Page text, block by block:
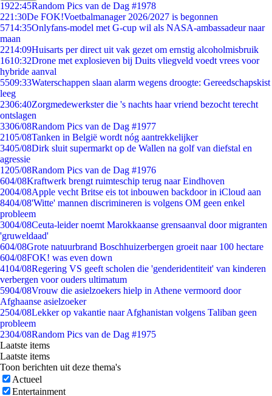
1922:45Random Pics van de Dag #1978
221:30De FOK!Voetbalmanager 2026/2027 is begonnen
5714:35Onlyfans-model met G-cup wil als NASA-ambassadeur naar
maan
2214:09Huisarts per direct uit vak gezet om ernstig alcoholmisbruik
1610:32Drone met explosieven bij Duits vliegveld voedt vrees voor
hybride aanval
5509:33Waterschappen slaan alarm wegens droogte: Gereedschapskist
leeg
2306:40Zorgmedewerkster die 's nachts haar vriend bezocht terecht
ontslagen
3306/08Random Pics van de Dag #1977
2105/08Tanken in België wordt nóg aantrekkelijker
3405/08Dirk sluit supermarkt op de Wallen na golf van diefstal en
agressie
1205/08Random Pics van de Dag #1976
604/08Kraftwerk brengt ruimteschip terug naar Eindhoven
2004/08Apple vecht Britse eis tot inbouwen backdoor in iCloud aan
8404/08'Witte' mannen discrimineren is volgens OM geen enkel
probleem
3004/08Ceuta-leider noemt Marokkaanse grensaanval door migranten
'gruweldaad'
604/08Grote natuurbrand Boschhuizerbergen groeit naar 100 hectare
604/08FOK! was even down
4104/08Regering VS geeft scholen die 'genderidentiteit' van kinderen
verbergen voor ouders ultimatum
5904/08Vrouw die asielzoekers hielp in Athene vermoord door
Afghaanse asielzoeker
2504/08Lekker op vakantie naar Afghanistan volgens Taliban geen
probleem
2304/08Random Pics van de Dag #1975
Laatste items
Laatste items
Toon berichten uit deze thema's
Actueel
Entertainment